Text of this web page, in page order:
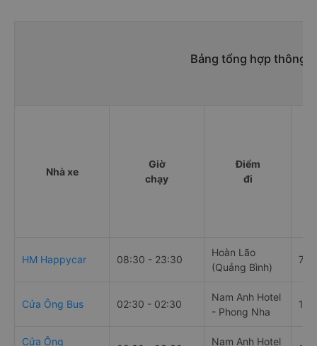
Bảng tổng hợp thông
Nhà xe
Giờ
chạy
Điểm
đi
HM Happycar 08:30 - 23:30
Hoàn Lão
(Quảng Bình)
79
Cửa Ông Bus 02:30 - 02:30
Nam Anh Hotel
- Phong Nha
16
Cửa Ông
Nam Anh Hotel